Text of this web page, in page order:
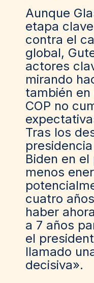
Aunque
etapa
contra el
global,
actores
mirando
también
COP no
Tras los
Biden en
menos
cuatro
haber
a 7 años
el
llamado
decisiva».